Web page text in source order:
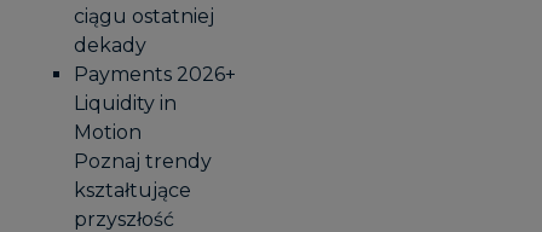
ciągu ostatniej
dekady
Payments 2026+
Liquidity in
Motion
Poznaj trendy
kształtujące
przyszłość